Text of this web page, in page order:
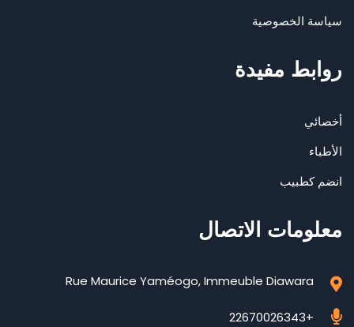
سياسة الخصوصية
روابط مفيدة
أخصائي
الأطباء
انضم كطبيب
معلومات الاتصال
Rue Maurice Yaméogo, Immeuble Diawara
+22670026343